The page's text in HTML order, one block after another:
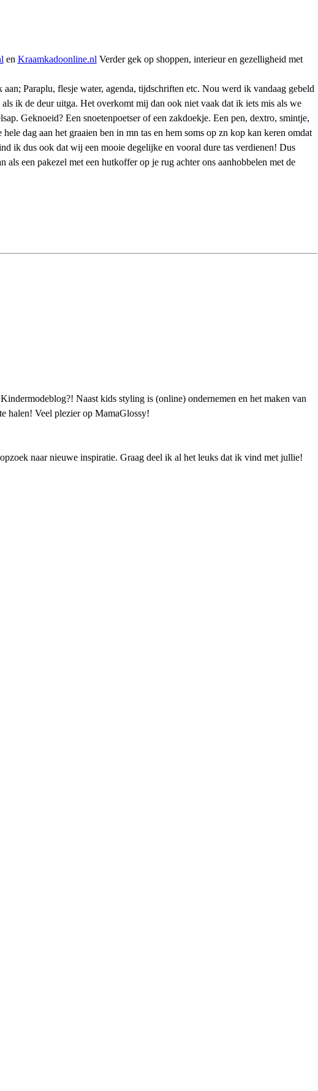
en Kraamkadoonline.nl Verder gek op shoppen, interieur en gezelligheid met
Paraplu, flesje water, agenda, tijdschriften etc. Nou werd ik vandaag gebeld
ik de deur uitga. Het overkomt mij dan ook niet vaak dat ik iets mis als we
Geknoeid? Een snoetenpoetser of een zakdoekje. Een pen, dextro, smintje,
dag aan het graaien ben in mn tas en hem soms op zn kop kan keren omdat
ik dus ook dat wij een mooie degelijke en vooral dure tas verdienen! Dus
een pakezel met een hutkoffer op je rug achter ons aanhobbelen met de
Naast kids styling is (online) ondernemen en het maken van
halen! Veel plezier op MamaGlossy!
naar nieuwe inspiratie. Graag deel ik al het leuks dat ik vind met jullie!